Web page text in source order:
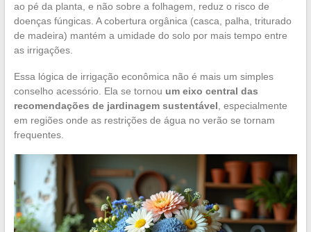
ao pé da planta, e não sobre a folhagem, reduz o risco de
doenças fúngicas. A cobertura orgânica (casca, palha, triturado
de madeira) mantém a umidade do solo por mais tempo entre
as irrigações.
Essa lógica de irrigação econômica não é mais um simples
conselho acessório. Ela se tornou um eixo central das
recomendações de jardinagem sustentável , especialmente
em regiões onde as restrições de água no verão se tornam
frequentes.